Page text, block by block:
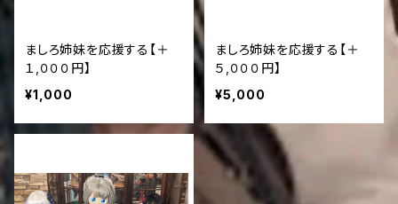
ましろ姉妹を応援する【＋
１,０００円】
¥1,000
ましろ姉妹を応援する【＋
５,０００円】
¥5,000